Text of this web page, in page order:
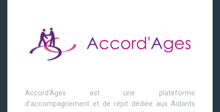
Accord'Ages est une plateforme
d'accompagnement et de répit dédiée aux Aidants